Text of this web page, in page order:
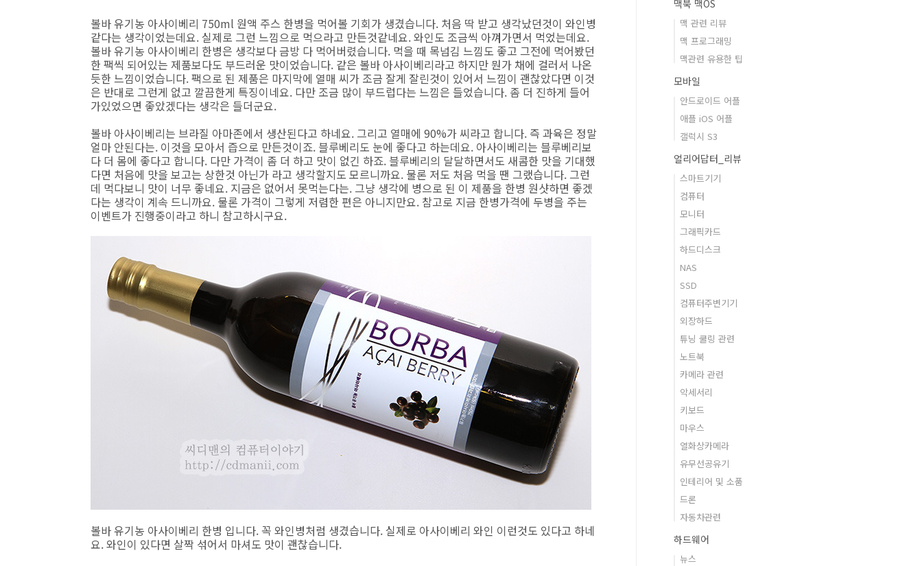
볼바 유기농 아사이베리 750ml 원액 주스 한병을 먹어볼 기회가 생겼습니다. 처음 딱 받고 생각났던것이 와인병
같다는 생각이었는데요. 실제로 그런 느낌으로 먹으라고 만든것같네요. 와인도 조금씩 아껴가면서 먹었는데요.
볼바 유기농 아사이베리 한병은 생각보다 금방 다 먹어버렸습니다. 먹을 때 목넘김 느낌도 좋고 그전에 먹어봤던
한 팩씩 되어있는 제품보다도 부드러운 맛이었습니다. 같은 볼바 아사이베리라고 하지만 뭔가 채에 걸러서 나온
듯한 느낌이었습니다. 팩으로 된 제품은 마지막에 열매 씨가 조금 잘게 잘린것이 있어서 느낌이 괜찮았다면 이것
은 반대로 그런게 없고 깔끔한게 특징이네요. 다만 조금 많이 부드럽다는 느낌은 들었습니다. 좀 더 진하게 들어
가있었으면 좋았겠다는 생각은 들더군요.
볼바 아사이베리는 브라질 아마존에서 생산된다고 하네요. 그리고 열매에 90%가 씨라고 합니다. 즉 과육은 정말
얼마 안된다는. 이것을 모아서 즙으로 만든것이죠. 블루베리도 눈에 좋다고 하는데요. 아사이베리는 블루베리보
다 더 몸에 좋다고 합니다. 다만 가격이 좀 더 하고 맛이 없긴 하죠. 블루베리의 달달하면서도 새콤한 맛을 기대했
다면 처음에 맛을 보고는 상한것 아닌가 라고 생각할지도 모르니까요. 물론 저도 처음 먹을 땐 그랬습니다. 그런
데 먹다보니 맛이 너무 좋네요. 지금은 없어서 못먹는다는. 그냥 생각에 병으로 된 이 제품을 한병 원샷하면 좋겠
다는 생각이 계속 드니까요. 물론 가격이 그렇게 저렴한 편은 아니지만요. 참고로 지금 한병가격에 두병을 주는
이벤트가 진행중이라고 하니 참고하시구요.
볼바 유기농 아사이베리 한병 입니다. 꼭 와인병처럼 생겼습니다. 실제로 아사이베리 와인 이런것도 있다고 하네
요. 와인이 있다면 살짝 섞어서 마셔도 맛이 괜찮습니다.
맥북 맥OS
맥 관련 리뷰
맥 프로그래밍
맥관련 유용한 팁
모바일
안드로이드 어플
애플 iOS 어플
갤럭시 S3
얼리어답터_리뷰
스마트기기
컴퓨터
모니터
그래픽카드
하드디스크
NAS
SSD
컴퓨터주변기기
외장하드
튜닝 쿨링 관련
노트북
카메라 관련
악세서리
키보드
마우스
열화상카메라
유무선공유기
인테리어 및 소품
드론
자동차관련
하드웨어
뉴스